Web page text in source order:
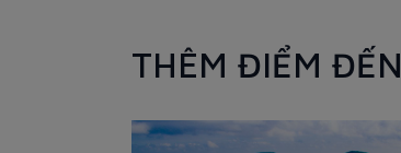
THÊM ĐIỂM ĐẾN